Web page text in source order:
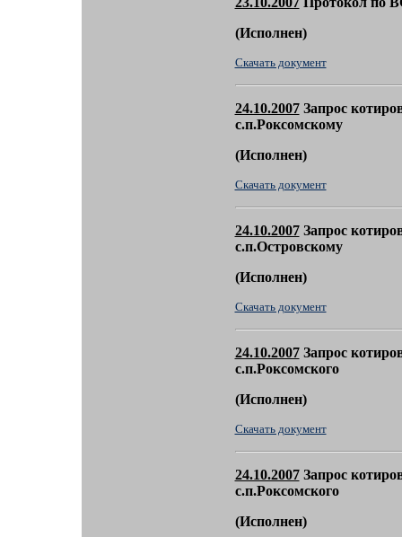
(Исполнен)
Скачать документ
24.10.2007Запрос
с.п.Роксомскому
(Исполнен)
Скачать документ
24.10.2007Запрос
с.п.Островскому
(Исполнен)
Скачать документ
24.10.2007Запрос
с.п.Роксомского
(Исполнен)
Скачать документ
24.10.2007Запрос
с.п.Роксомского
(Исполнен)